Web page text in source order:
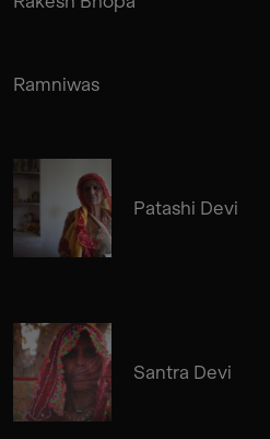
Ramniwas
Patashi Devi
Santra Devi